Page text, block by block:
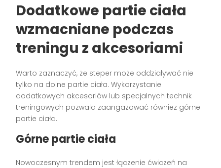
Dodatkowe partie ciała
wzmacniane podczas
treningu z akcesoriami
Warto zaznaczyć, że steper może oddziaływać nie
tylko na dolne partie ciała. Wykorzystanie
dodatkowych akcesoriów lub specjalnych technik
treningowych pozwala zaangażować również górne
partie ciała.
Górne partie ciała
Nowoczesnym trendem jest łączenie ćwiczeń na